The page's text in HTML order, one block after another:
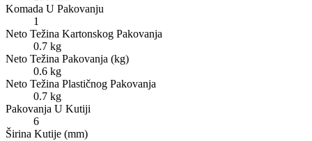
Komada U Pakovanju
1
Neto Težina Kartonskog Pakovanja
0.7 kg
Neto Težina Pakovanja (kg)
0.6 kg
Neto Težina Plastičnog Pakovanja
0.7 kg
Pakovanja U Kutiji
6
Širina Kutije (mm)